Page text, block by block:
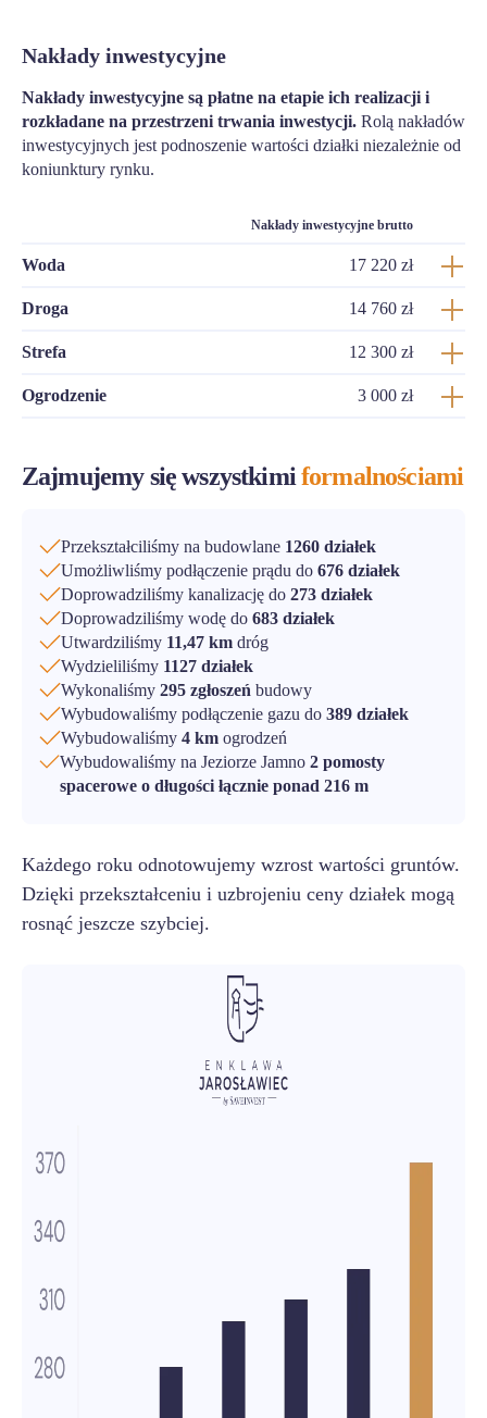
Nakłady inwestycyjne
Nakłady inwestycyjne są płatne na etapie ich realizacji i
rozkładane na przestrzeni trwania inwestycji. Rolą nakładów
inwestycyjnych jest podnoszenie wartości działki niezależnie od
koniunktury rynku.
Nakłady inwestycyjne brutto
Woda 17 220 zł
Droga 14 760 zł
Strefa 12 300 zł
Ogrodzenie 3 000 zł
Zajmujemy się wszystkimiformalnościami
Przekształciliśmy na budowlane 1260 działek
Umożliwliśmy podłączenie prądu do 676 działek
Doprowadziliśmy kanalizację do 273 działek
Doprowadziliśmy wodę do 683 działek
Utwardziliśmy 11,47 km dróg
Wydzieliliśmy 1127 działek
Wykonaliśmy 295 zgłoszeń budowy
Wybudowaliśmy podłączenie gazu do 389 działek
Wybudowaliśmy 4 km ogrodzeń
Wybudowaliśmy na Jeziorze Jamno 2 pomosty
spacerowe o długości łącznie ponad 216 m
Każdego roku odnotowujemy wzrost wartości gruntów.
Dzięki przekształceniu i uzbrojeniu ceny działek mogą
rosnąć jeszcze szybciej.